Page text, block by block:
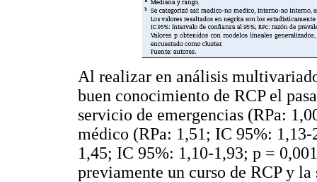
Al realizar en análisis
buen conocimiento de RCP el
servicio de emergencias (RPa:
médico (RPa: 1,51; IC 95%:
1,45; IC 95%: 1,10-1,93; p =
previamente un curso de RCP y la